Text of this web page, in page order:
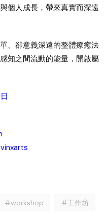
個人成長，帶來真實而深遠
、卻意義深遠的整體療癒法
知之間流動的能量，開啟屬
#workshop #工作坊